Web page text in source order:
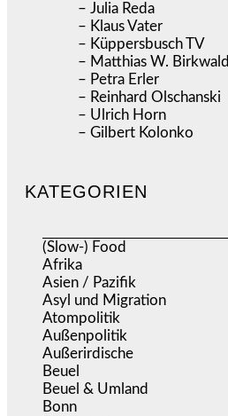
– Julia Reda
– Klaus Vater
– Küppersbusch TV
– Matthias W. Birkwald
– Petra Erler
– Reinhard Olschanski
– Ulrich Horn
– Gilbert Kolonko
KATEGORIEN
(Slow-) Food
Afrika
Asien / Pazifik
Asyl und Migration
Atompolitik
Außenpolitik
Außerirdische
Beuel
Beuel & Umland
Bonn